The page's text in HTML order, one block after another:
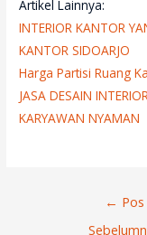
Artikel Lainnya:
INTERIOR KANTOR
KANTOR SIDOARJO
Harga Partisi Ruang
JASA DESAIN
KARYAWAN NYAMAN
Navigasi
Pos
← Pos